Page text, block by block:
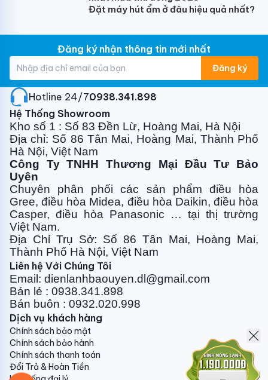
các gia đình có nhu cầu chọn mua lắp đặt cho phòng
cần lưu ý để chọn sang dòng sản phẩm khác cho phù
Dễ dàng bảo dưỡng, sửa chữa
Không giống như các loại máy điều hòa: Treo tường,
âm trần...việc bảo dưỡng điều hòa nối ống gió cực kỳ
đơn giản: Cửa gió dàn lạnh PanasonicCS-45PF1H5
được tháo lắp dễ dàng giúp bạn vệ sinh nhanh chóng
đảm bảo hiệu quả làm mát cao nhất và tránh sự sinh
sôi phát triển của vi khuẩn có hại.
Sử dụng gas R410a thân thiện
Điều hòa nối ống gió Panasonic sử dụng môi chất làm
lạnh mớigas R410a
nhận là loại gas lạnh thế hệ mới có hiệu suất truyền
nhiệt cao hơn giúp tiết kiệm điện năng, không chứa
chất gây suy giảm tầng Ozone. Vì vậy, R410a là sự lựa
chọn đáng tin cậy đối với người sử dụng, nhằm bảo vệ
môi trường sống an toàn hơn.
Nhập khẩu Malaysia / Trung Quốc
Panasonicthương hiệu hàng đầu Nhật Bản được cả
Đặt máy hút ẩm ở đâu hiệu quả nhất?
Đăng ký nhận thông tin mới nhất
Đăng ký
Hotline 24/7:0938.341.898
Hệ Thống Showroom
Kho số 1 : Số 83 Đền Lừ, Hoàng Mai, Hà Nội
Địa chỉ: Số 86 Tân Mai, Hoàng Mai, Thành Phố
Hà Nội, Việt Nam
Công Ty TNHH Thương Mại Đầu Tư Bảo
Uyên
Chuyên phân phối các sản phẩm điều hòa
Gree, điều hòa Midea, điều hòa Daikin, điều hòa
Casper, điều hòa Panasonic … tại thị trường
Việt Nam.
Địa Chỉ Trụ Sở: Số 86 Tân Mai, Hoàng Mai,
Thành Phố Hà Nội, Việt Nam
Liên hệ Với Chúng Tôi
Email: dienlanhbaouyen.dl@gmail.com
Bán lẻ : 0938.341.898
Bán buôn : 0932.020.998
Dịch vụ khách hàng
Chính sách bảo mật
Chính sách bảo hành
Chính sách thanh toán
Đổi Trả & Hoàn Tiền